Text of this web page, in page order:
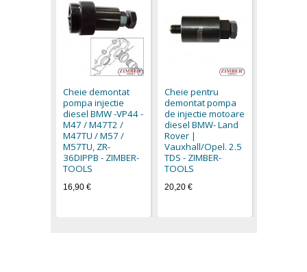
Cheie demontat
pompa injectie
diesel BMW -VP44 -
M47 / M47T2 /
M47TU / M57 /
M57TU, ZR-
36DIPPB - ZIMBER-
TOOLS
16,90 €
Cheie pentru
demontat pompa
de injectie motoare
diesel BMW- Land
Rover |
Vauxhall/Opel. 2.5
TDS - ZIMBER-
TOOLS
20,20 €